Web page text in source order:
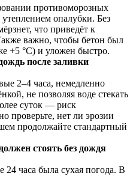
противоморозных
опалубки. Без
что приведёт к
важно, чтобы бетон был
+5 °C) и уложен быстро.
после заливки
2–4 часа, немедленно
не позволяя воде стекать
суток — риск
проверьте, нет ли эрозии
продолжайте стандартный
стоять без дождя
часа была сухая погода. В